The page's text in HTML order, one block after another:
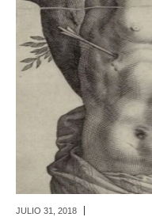
JULIO 31, 2018